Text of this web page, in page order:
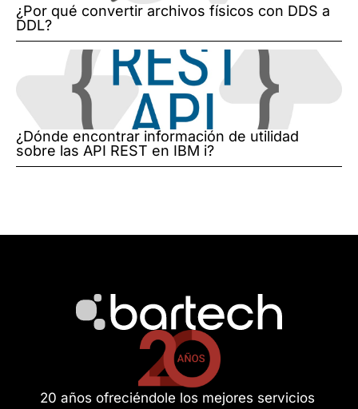
¿Por qué convertir archivos físicos con DDS a
DDL?
¿Dónde encontrar información de utilidad
sobre las API REST en IBM i?
20 años ofreciéndole los mejores servicios